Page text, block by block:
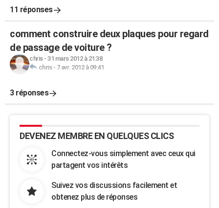
11 réponses
comment construire deux plaques pour regard
de passage de voiture ?
chris- 31 mars 2012 à 21:38
chris- 7 avr. 2012 à 09:41
3 réponses
DEVENEZ MEMBRE EN QUELQUES CLICS
Connectez-vous simplement avec ceux qui
partagent vos intérêts
Suivez vos discussions facilement et
obtenez plus de réponses